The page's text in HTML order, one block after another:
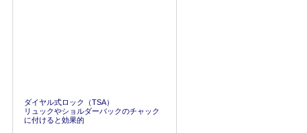
ダイヤル式ロック（TSA）
リュックやショルダーバックのチャック
に付けると効果的